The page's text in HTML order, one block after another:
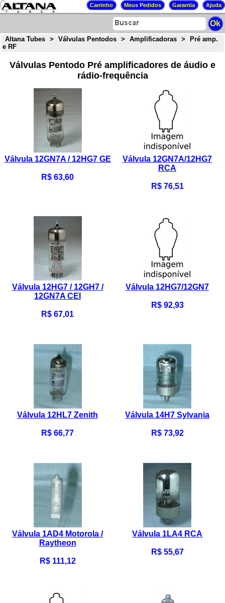
Altana Tubes > Válvulas Pentodos > Amplificadoras >
Pré amp.
e RF
Válvulas Pentodo Pré amplificadores de áudio e
rádio-frequência
Válvula 12GN7A / 12HG7 GE
R$ 63,60
Válvula 12GN7A/12HG7
RCA
R$ 76,51
Válvula 12HG7 / 12GH7 /
12GN7A CEI
R$ 67,01
Válvula 12HG7/12GN7
R$ 92,93
Válvula 12HL7 Zenith
R$ 66,77
Válvula 14H7 Sylvania
R$ 73,92
Válvula 1AD4 Motorola /
Raytheon
R$ 111,12
Válvula 1LA4 RCA
R$ 55,67